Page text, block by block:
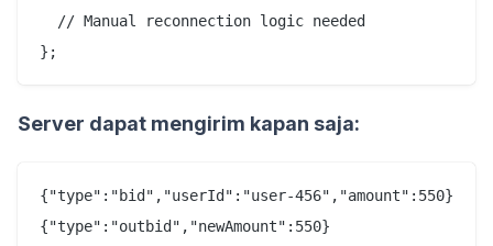
  // Manual reconnection logic needed
Server dapat mengirim kapan saja:
{"type":"bid","userId":"user-456","amount":550}